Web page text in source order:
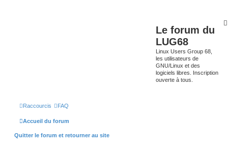
Le forum du
LUG68
Linux Users Group 68,
les utilisateurs de
GNU/Linux et des
logiciels libres. Inscription
ouverte à tous.
Raccourcis FAQ
Accueil du forum
Quitter le forum et retourner au site